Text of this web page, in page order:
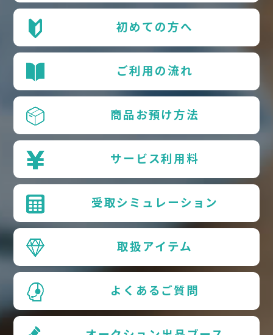
初めての方へ
ご利用の流れ
商品お預け方法
サービス利用料
受取シミュレーション
取扱アイテム
よくあるご質問